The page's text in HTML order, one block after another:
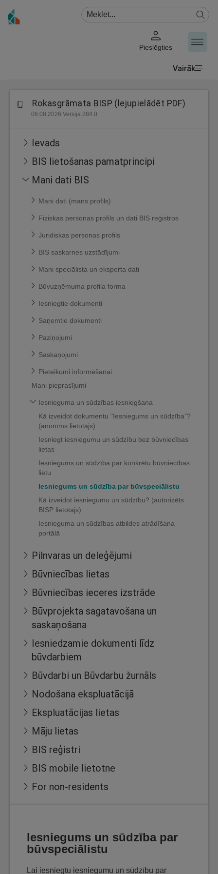
Pieslēgties
Vairāk
Rokasgrāmata BISP (lejupielādēt PDF)
06.08.2026 Versija 284.0
Ievads
BIS lietošanas pamatprincipi
Mani dati BIS
Mani dati (mans profils)
Fiziskas personas profils un dati BIS reģistros
Juridiskas personas profils
BIS saskarnes uzstādījumi
Mani speciālista un eksperta dati
Būvuzņēmuma profila forma
Iesniegtie dokumenti
Saņemtie dokumenti
Paziņojumi
Saskaņojumi
Pieteikumi informēšanai
Mani pieprasījumi
Iesnieguma un sūdzības iesniegšana
Kā izveidot dokumentu "Iesniegums un sūdzība"?
(anonīms lietotājs)
Iesniegt iesniegumu un sūdzību bez būvniecības
lietas
Iesniegums un sūdzība par konkrētu būvniecības
lietu
Iesniegums un sūdzība par būvspeciālistu
Kā izveidot iesniegumu un sūdzību? (autorizēts
BISP lietotājs)
Iesnieguma un sūdzības atbildes atrādīšana
portālā
Pilnvaras un deleģējumi
Būvniecības lietas
Būvniecības ieceres izstrāde
Būvprojekta sagatavošana un
saskaņošana
Iesniedzamie dokumenti līdz
būvdarbiem
Būvdarbi un Būvdarbu žurnāls
Nodošana ekspluatācijā
Ekspluatācijas lietas
Māju lietas
BIS reģistri
BIS mobile lietotne
For non-residents
Iesniegums un sūdzība par
būvspeciālistu
Lai iesniegtu iesniegumu un sūdzību par